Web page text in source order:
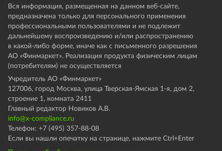
Вся информация, размещенная на данном веб-сайте,
предназначена только для персонального применения
профессиональными пользователями и не подлежит
дальнейшему воспроизведению и/или распространению
в какой-либо форме, иначе как с письменного разрешения
АО «Финмаркет». Реализация продукта физическим лицам
(потребителям) не осуществляется
Учредитель АО «Финмаркет»
127006, город Москва, улица Тверская-Ямская 1-я, дом 2,
строение 1, комната 2411
Главный редактор Новиков А.В.
info@x-compliance.ru
Телефон: +7 (495) 357-88-08
Если вы нашли опечатку на странице, нажмите Ctrl+Enter